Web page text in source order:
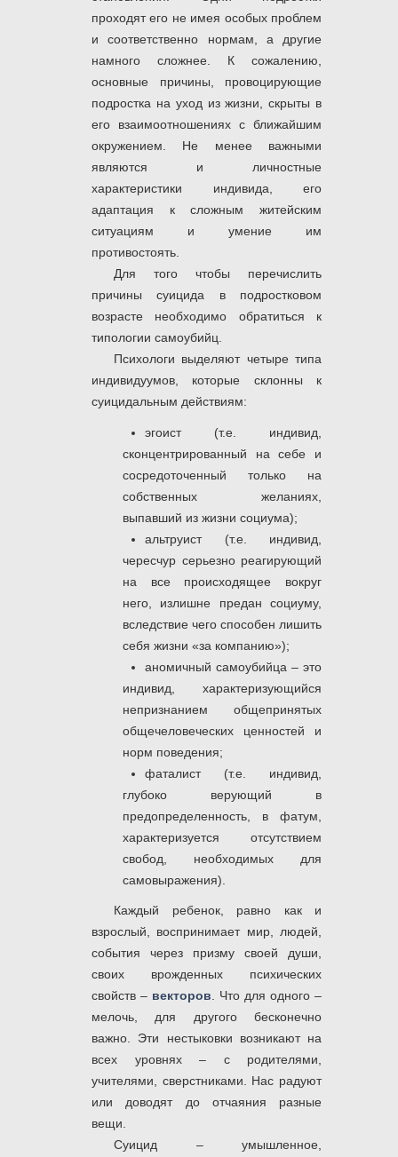
проходят его не имея особых проблем
и соответственно нормам, а другие
намного сложнее. К сожалению,
основные причины, провоцирующие
подростка на уход из жизни, скрыты в
его взаимоотношениях с ближайшим
окружением. Не менее важными
являются и личностные
характеристики индивида, его
адаптация к сложным житейским
ситуациям и умение им
противостоять.
Для того чтобы перечислить
причины суицида в подростковом
возрасте необходимо обратиться к
типологии самоубийц.
Психологи выделяют четыре типа
индивидуумов, которые склонны к
суицидальным действиям:
эгоист (т.е. индивид,
сконцентрированный на себе и
сосредоточенный только на
собственных желаниях,
выпавший из жизни социума);
альтруист (т.е. индивид,
чересчур серьезно реагирующий
на все происходящее вокруг
него, излишне предан социуму,
вследствие чего способен лишить
себя жизни «за компанию»);
аномичный самоубийца ‒ это
индивид, характеризующийся
непризнанием общепринятых
общечеловеческих ценностей и
норм поведения;
фаталист (т.е. индивид,
глубоко верующий в
предопределенность, в фатум,
характеризуется отсутствием
свобод, необходимых для
самовыражения).
Каждый ребенок, равно как и
взрослый, воспринимает мир, людей,
события через призму своей души,
своих врожденных психических
свойств ‒ векторов . Что для одного ‒
мелочь, для другого бесконечно
важно. Эти нестыковки возникают на
всех уровнях ‒ с родителями,
учителями, сверстниками. Нас радуют
или доводят до отчаяния разные
вещи.
Суицид ‒ умышленное,